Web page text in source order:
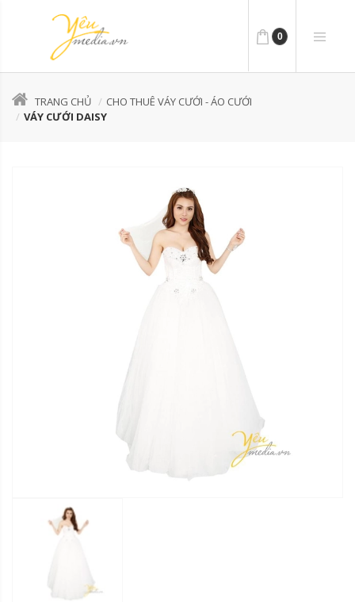
0
TRANG CHỦ
CHO THUÊ VÁY CƯỚI - ÁO CƯỚI
VÁY CƯỚI DAISY